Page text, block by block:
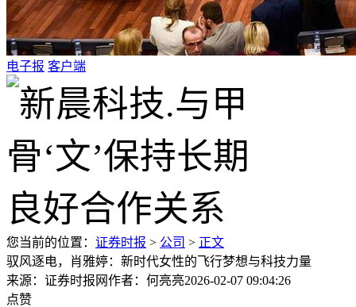
电子报 客户端
您当前的位置： 证券时报 > 公司 > 正文
驭风逐电，肖雅婷：新时代女性的飞行梦想与科技力量
来源：证券时报网作者：何亮亮2026-02-07 09:04:26
点赞